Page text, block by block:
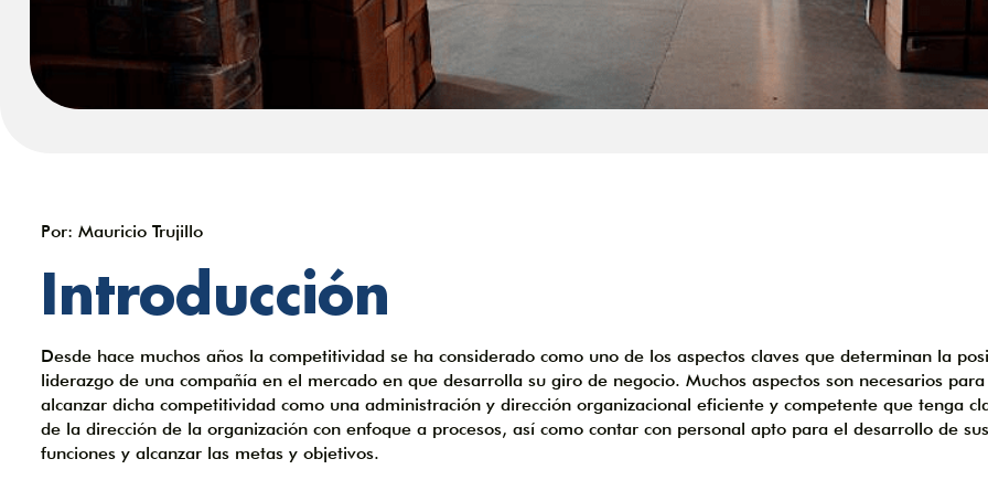
Por: Mauricio Trujillo
Introducción
Desde hace muchos años la competitividad se ha considerado como uno de los aspectos claves que determinan la
liderazgo de una compañía en el mercado en que desarrolla su giro de negocio. Muchos aspectos son necesarios
alcanzar dicha competitividad como una administración y dirección organizacional eficiente y competente que tenga
de la dirección de la organización con enfoque a procesos, así como contar con personal apto para el desarrollo de sus
funciones y alcanzar las metas y objetivos.